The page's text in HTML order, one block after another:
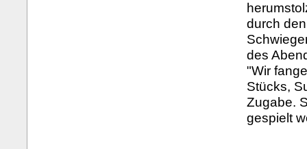
durch
des
"Wir
Stücks,
Zugabe.
gespielt